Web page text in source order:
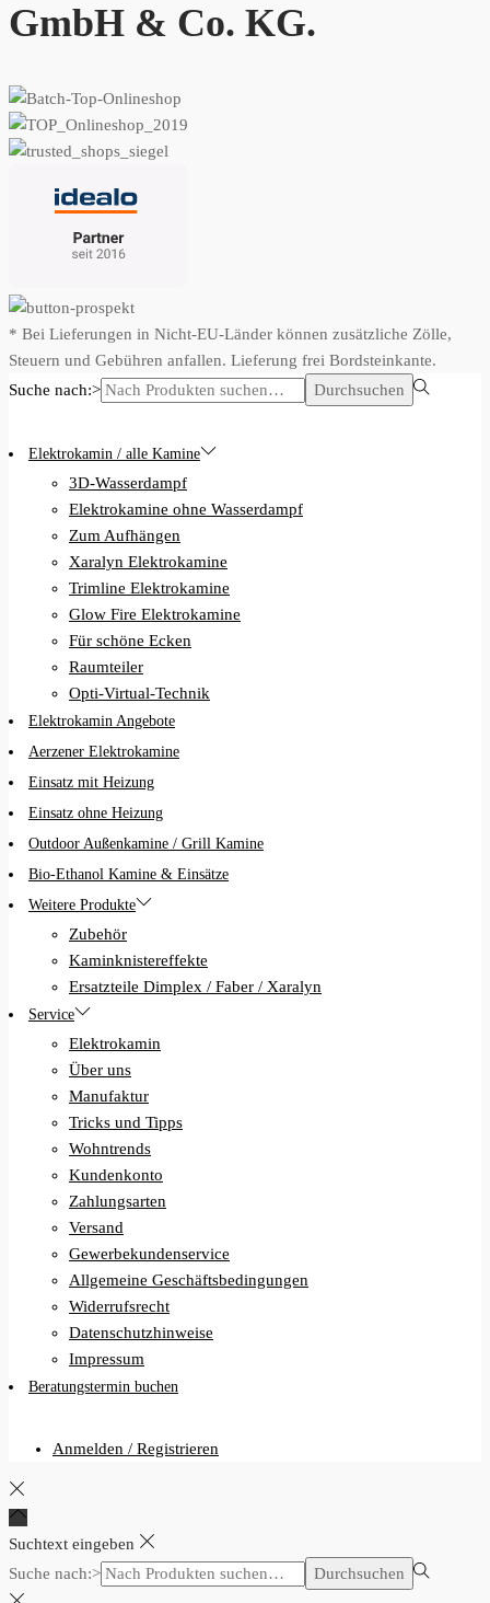
GmbH & Co. KG.
* Bei Lieferungen in Nicht-EU-Länder können zusätzliche Zölle,
Steuern und Gebühren anfallen. Lieferung frei Bordsteinkante.
Suche nach:>
Durchsuchen
Elektrokamin / alle Kamine
3D-Wasserdampf
Elektrokamine ohne Wasserdampf
Zum Aufhängen
Xaralyn Elektrokamine
Trimline Elektrokamine
Glow Fire Elektrokamine
Für schöne Ecken
Raumteiler
Opti-Virtual-Technik
Elektrokamin Angebote
Aerzener Elektrokamine
Einsatz mit Heizung
Einsatz ohne Heizung
Outdoor Außenkamine / Grill Kamine
Bio-Ethanol Kamine & Einsätze
Weitere Produkte
Zubehör
Kaminknistereffekte
Ersatzteile Dimplex / Faber / Xaralyn
Service
Elektrokamin
Über uns
Manufaktur
Tricks und Tipps
Wohntrends
Kundenkonto
Zahlungsarten
Versand
Gewerbekundenservice
Allgemeine Geschäftsbedingungen
Widerrufsrecht
Datenschutzhinweise
Impressum
Beratungstermin buchen
Anmelden / Registrieren
Suchtext eingeben
Suche nach:>
Durchsuchen